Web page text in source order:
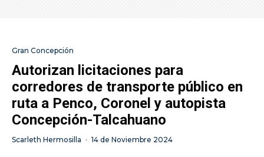
Gran Concepción
Autorizan licitaciones para
corredores de transporte público en
ruta a Penco, Coronel y autopista
Concepción-Talcahuano
Scarleth Hermosilla · 14 de Noviembre 2024